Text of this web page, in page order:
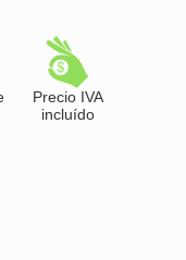
Precio IVA
incluído